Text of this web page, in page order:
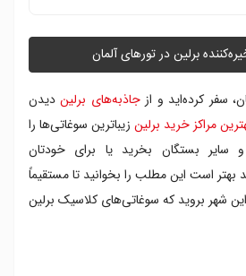
برلین در تورهای آلمان
سفر کرده‌اید و ازجاذبه‌های برلیندیدن
مراکز خرید برلین زیباترین سوغاتی‌ها را
سایر بستگان بخرید یا برای خودتان
بهتر است این مطلب را بخوانید تا مستقیماً
شهر بروید که سوغاتی‌های کلاسیک برلین